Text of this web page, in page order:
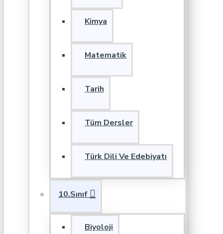
Kimya
Matematik
Tarih
Tüm Dersler
Türk Dili Ve Edebiyatı
10.Sınıf
Biyoloji